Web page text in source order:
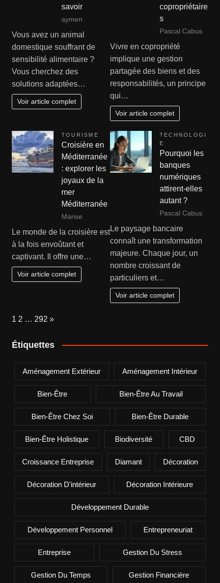
savoir
aymen
Vous avez un animal
domestique souffrant de
sensibilité alimentaire ?
Vous cherchez des
solutions adaptées…
Voir article complet
copropriétaire
s
Pascal Cabus
Vivre en copropriété
implique une gestion
partagée des biens et des
responsabilités, un principe
qui…
Voir article complet
TOURISME
Croisière en
Méditerranée
: explorer les
joyaux de la
mer
Méditerranée
Marise
Le monde de la croisière est
à la fois envoûtant et
captivant. Il offre une…
Voir article complet
TECHNOLOGI
E
Pourquoi les
banques
numériques
attirent-elles
autant ?
Pascal Cabus
Le paysage bancaire
connaît une transformation
majeure. Chaque jour, un
nombre croissant de
particuliers et…
Voir article complet
Page:
1 2 … 292 Next
»
Étiquettes
Aménagement Extérieur Aménagement Intérieur
Bien-Être Bien-Être Au Travail
Bien-Être Chez Soi Bien-Être Durable
Bien-Être Holistique Biodiversité CBD
Croissance Entreprise Diamant Décoration
Décoration D'intérieur Décoration Intérieure
Développement Durable
Développement Personnel Entrepreneuriat
Entreprise Gestion Du Stress
Gestion Du Temps Gestion Financière